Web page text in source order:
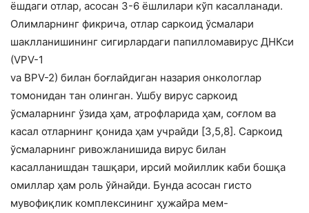
ёшдаги отлар, асосан 3-6 ёшлилари кўп касалланади.
Олимларнинг фикрича, отлар саркоид ўсмалари
шаклланишининг сигирлардаги папилломавирус ДНКси
(VPV-1
va BPV-2) билан боғлайдиган назария онкологлар
томонидан тан олинган. Ушбу вирус саркоид
ўсмаларнинг ўзида ҳам, атрофларида ҳам, соғлом ва
касал отларнинг қонида ҳам учрайди [3,5,8]. Саркоид
ўсмаларнинг ривожланишида вирус билан
касалланишдан ташқари, ирсий мойиллик каби бошқа
омиллар ҳам роль ўйнайди. Бунда асосан гисто
мувофиқлик комплексининг ҳужайра мем-